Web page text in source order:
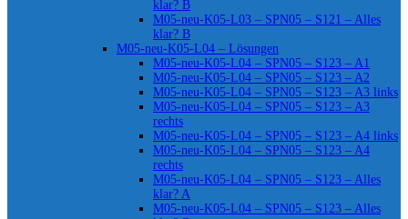
klar? B
M05-neu-K05-L03 – SPN05 – S121 – Alles
klar? B
M05-neu-K05-L04 – Lösungen
M05-neu-K05-L04 – SPN05 – S123 – A1
M05-neu-K05-L04 – SPN05 – S123 – A2
M05-neu-K05-L04 – SPN05 – S123 – A3 links
M05-neu-K05-L04 – SPN05 – S123 – A3
rechts
M05-neu-K05-L04 – SPN05 – S123 – A4 links
M05-neu-K05-L04 – SPN05 – S123 – A4
rechts
M05-neu-K05-L04 – SPN05 – S123 – Alles
klar? A
M05-neu-K05-L04 – SPN05 – S123 – Alles